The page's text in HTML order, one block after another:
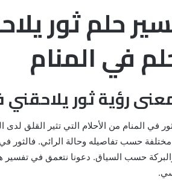
حلم ثور
في المنام
رؤية ثور يلاحقني
في المنام من الأحلام التي تثير القلق
مختلفة حسب تفاصيله وحالة الرائي. فالثور
حسب السياق. دعونا نتعمق في